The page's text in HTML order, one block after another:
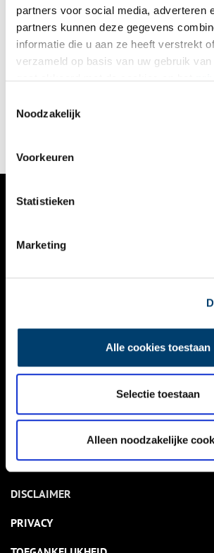
partners voor social media, adverteren
partners kunnen deze gegevens
informatie die u aan ze heeft verstrekt
verzameld op basis van uw gebruik
Noodzakelijk
Voorkeuren
Statistieken
Marketing
Alle cookies toestaan
Selectie toestaan
Alleen noodzakelijke
De oudst bekende fluit van Nederland
Vandaag presenteert de Rijksdienst voor
(RCE) een zeer bijzondere vondst in het
bekende fluit van Nederland.
NIEUWS
KALENDER
ACTIVITEITEN
NIEUWSBRIEF
DISCLAIMER
PRIVACY